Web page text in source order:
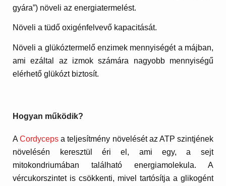
gyára”) növeli az energiatermelést.
Növeli a tüdő oxigénfelvevő kapacitását.
Növeli a glükóztermelő enzimek mennyiségét a májban,
ami ezáltal az izmok számára nagyobb mennyiségű
elérhető glükózt biztosít.
Hogyan működik?
ACordyceps a teljesítmény növelését az ATP szintjének
növelésén keresztül éri el, ami egy, a sejt
mitokondriumában található energiamolekula. A
vércukorszintet is csökkenti, mivel tartósítja a glikogént